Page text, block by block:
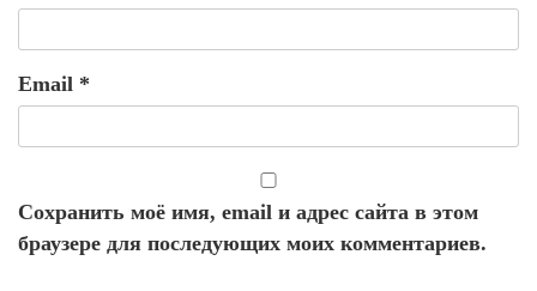
Email *
Сохранить моё имя, email и адрес сайта в этом
браузере для последующих моих комментариев.